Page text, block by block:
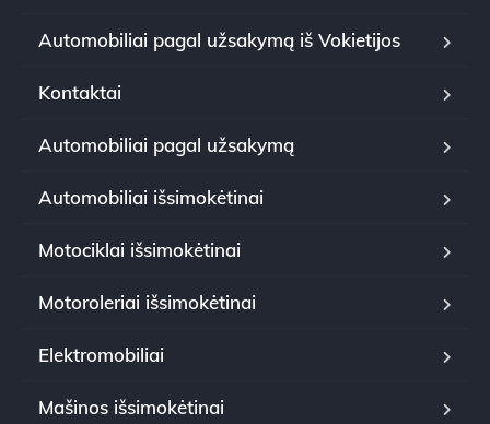
Automobiliai pagal užsakymą iš Vokietijos
Kontaktai
Automobiliai pagal užsakymą
Automobiliai išsimokėtinai
Motociklai išsimokėtinai
Motoroleriai išsimokėtinai
Elektromobiliai
Mašinos išsimokėtinai